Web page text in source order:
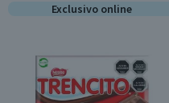
Material
Contenido
Unitario
Exclusivo online